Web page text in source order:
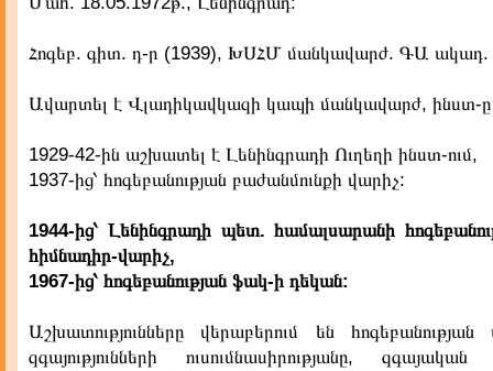
Հոգեբ. գիտ. դ-ր (1939), ԽՍՀՄ մանկավարժ. ԳԱ ակադ.
Ավարտել է Վլադիկավկազի կապի մանկավարժ, ինստ-ը
1929-42-ին աշխատել է Լենինգրադի Ուղեղի ինստ-ում,
1937-ից՝ հոգեբանության բաժանմունքի վարիչ:
1944-ից՝ Լենինգրադի պետ. համալսարանի
հիմնադիր-վարիչ,
1967-ից՝ հոգեբանության ֆակ-ի դեկան:
Աշխատությունները վերաբերում են հոգեբանության
զգայությունների ուսումնասիրությանը, զգայական